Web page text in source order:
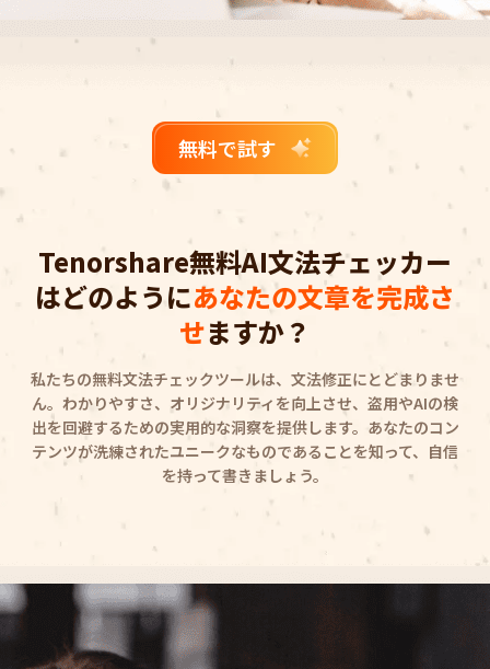
無料で試す
Tenorshare無料AI文法チェッカー
はどのようにあなたの文章を完成さ
せますか？
私たちの無料文法チェックツールは、文法修正にとどまりませ
ん。わかりやすさ、オリジナリティを向上させ、盗用やAIの検
出を回避するための実用的な洞察を提供します。あなたのコン
テンツが洗練されたユニークなものであることを知って、自信
を持って書きましょう。